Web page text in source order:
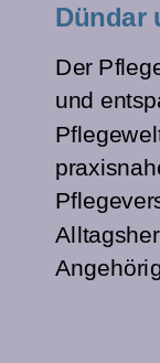
Dündar
Der
und